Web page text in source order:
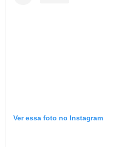
Ver essa foto no Instagram